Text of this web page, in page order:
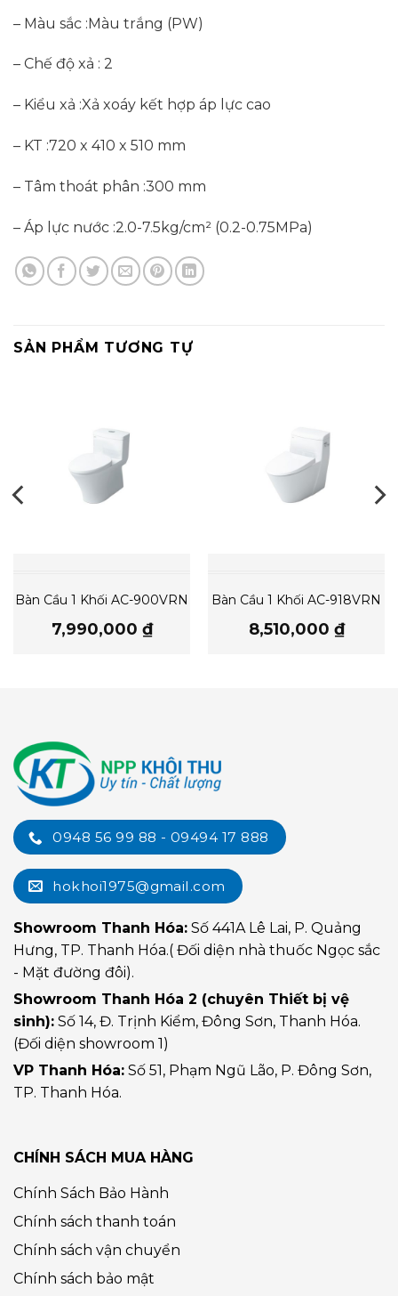
– Màu sắc :Màu trắng (PW)
– Chế độ xả : 2
– Kiểu xả :Xả xoáy kết hợp áp lực cao
– KT :720 x 410 x 510 mm
– Tâm thoát phân :300 mm
– Áp lực nước :2.0-7.5kg/cm² (0.2-0.75MPa)
SẢN PHẨM TƯƠNG TỰ
Bàn Cầu 1 Khối AC-900VRN
7,990,000 ₫
Bàn Cầu 1 Khối AC-918VRN
8,510,000 ₫
0948 56 99 88 - 09494 17 888
hokhoi1975@gmail.com
Showroom Thanh Hóa: Số 441A Lê Lai, P. Quảng
Hưng, TP. Thanh Hóa.( Đối diện nhà thuốc Ngọc sắc
- Mặt đường đôi).
Showroom Thanh Hóa 2 (chuyên Thiết bị vệ
sinh): Số 14, Đ. Trịnh Kiểm, Đông Sơn, Thanh Hóa.
(Đối diện showroom 1)
VP Thanh Hóa: Số 51, Phạm Ngũ Lão, P. Đông Sơn,
TP. Thanh Hóa.
CHÍNH SÁCH MUA HÀNG
Chính Sách Bảo Hành
Chính sách thanh toán
Chính sách vận chuyển
Chính sách bảo mật